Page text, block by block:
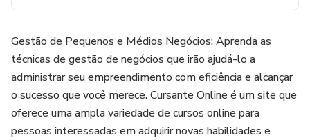
Gestão de Pequenos e Médios Negócios: Aprenda as
técnicas de gestão de negócios que irão ajudá-lo a
administrar seu empreendimento com eficiência e alcançar
o sucesso que você merece. Cursante Online é um site que
oferece uma ampla variedade de cursos online para
pessoas interessadas em adquirir novas habilidades e